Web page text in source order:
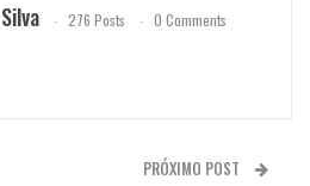
276 Posts 0 Comments
PRÓXIMO POST